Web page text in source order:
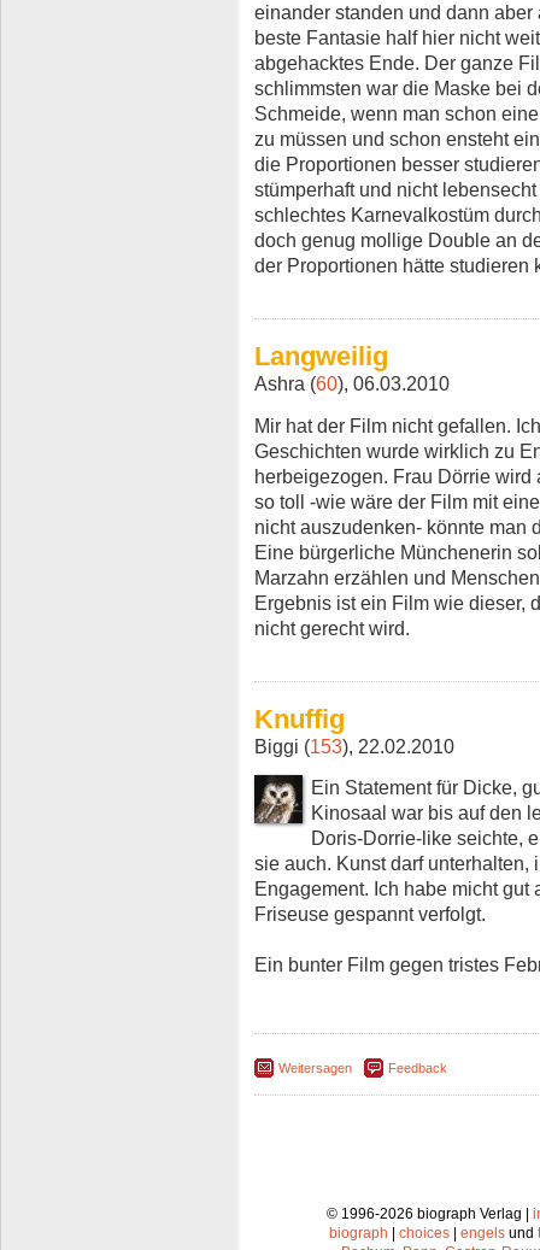
einander standen und dann
beste Fantasie half hier nicht
abgehacktes Ende. Der ganze
schlimmsten war die Maske bei
Schmeide, wenn man schon
zu müssen und schon ensteht
die Proportionen besser
stümperhaft und nicht
schlechtes Karnevalkostüm
doch genug mollige Double an
der Proportionen hätte studieren
Langweilig
Ashra (60), 06.03.2010
Mir hat der Film nicht gefallen.
Geschichten wurde wirklich zu
herbeigezogen. Frau Dörrie
so toll -wie wäre der Film mit
nicht auszudenken- könnte man
Eine bürgerliche Münchenerin
Marzahn erzählen und
Ergebnis ist ein Film wie dieser,
nicht gerecht wird.
Knuffig
Biggi (153), 22.02.2010
Ein Statement für Dicke,
Kinosaal war bis auf den
Doris-Dorrie-like seichte,
sie auch. Kunst darf unterhalten,
Engagement. Ich habe micht
Friseuse gespannt verfolgt.
Ein bunter Film gegen tristes
Weitersagen Feedback
© 1996-2026 biograph Verlag |
biograph
choices engels und